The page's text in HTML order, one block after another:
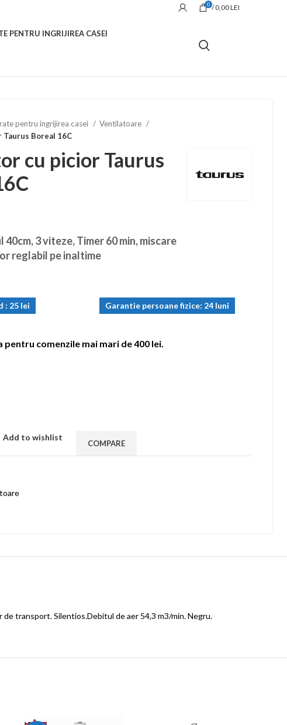
0 / 0,00LEI
PENTRU INGRIJIREA CASEI
pentru ingrijirea casei
Ventilatoare
Boreal 16C
cu picior Taurus
40cm, 3 viteze, Timer 60 min, miscare
reglabil pe inaltime
: 25 lei Garantie persoane fizice: 24 luni
comenzile mai mari de 400 lei.
Add to wishlist
COMPARE
transport. Silentios.Debitul de aer 54,3 m3/min. Negru.